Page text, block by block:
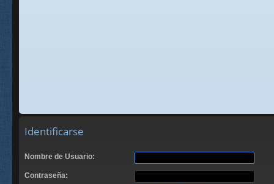
Identificarse
Nombre de Usuario:
Contraseña: